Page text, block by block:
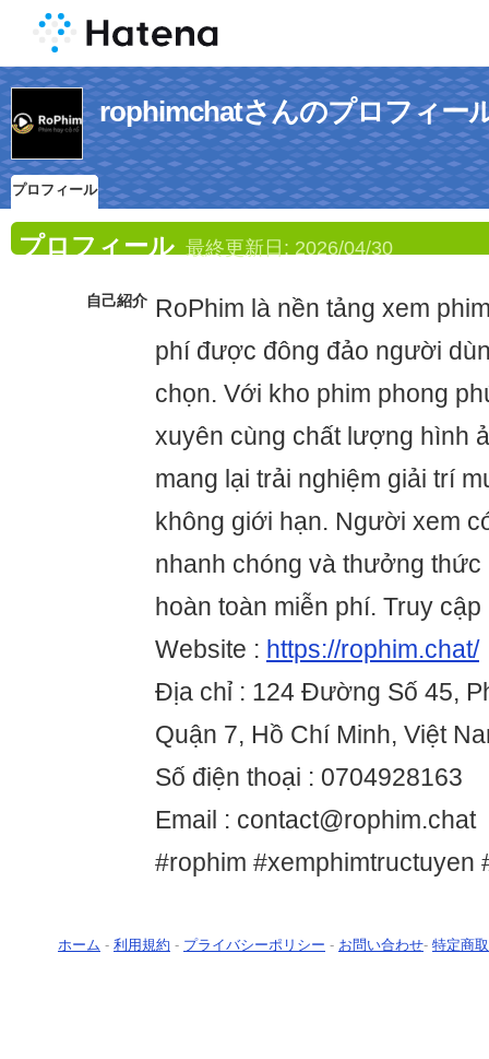
rophimchatさんのプロフィー
プロフィール
プロフィール 最終更新日: 2026/04/30
自己紹介 RoPhim là nền tảng xem
phí được đông đảo người
chọn. Với kho phim phong
xuyên cùng chất lượng hình
mang lại trải nghiệm giải trí
không giới hạn. Người xem
nhanh chóng và thưởng
hoàn toàn miễn phí. Truy cập
Website : https://rophim.chat/
Địa chỉ : 124 Đường Số 45,
Quận 7, Hồ Chí Minh, Việt
Số điện thoại : 0704928163
Email : contact@rophim.chat
#rophim #xemphimtructuyen
ホーム - 利用規約 - プライバシーポリシー - お問い合わせ- 特定商